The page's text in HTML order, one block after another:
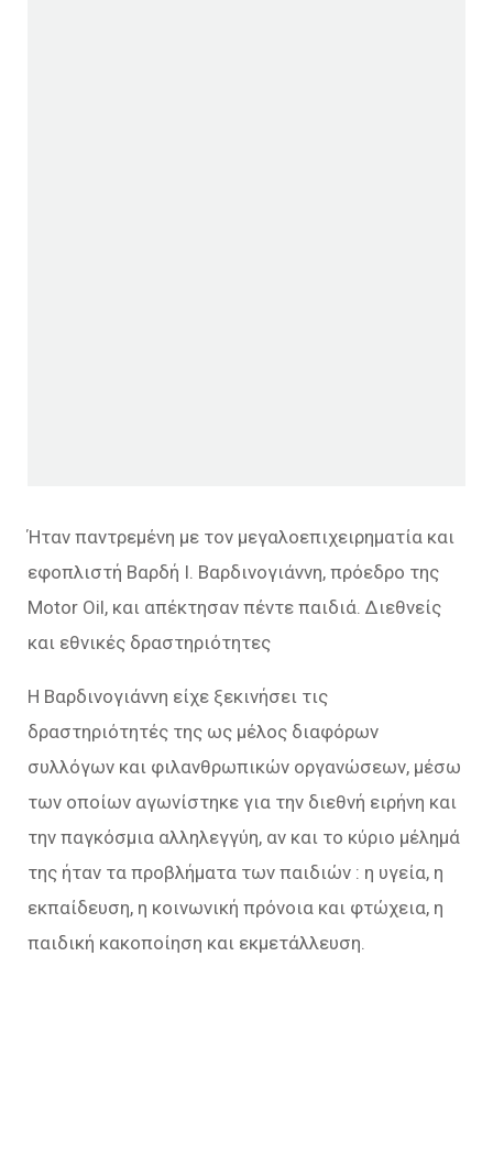
Ήταν παντρεμένη με τον μεγαλοεπιχειρηματία και
εφοπλιστή Βαρδή Ι. Βαρδινογιάννη, πρόεδρο της
Motor Oil, και απέκτησαν πέντε παιδιά. Διεθνείς
και εθνικές δραστηριότητες
Η Βαρδινογιάννη είχε ξεκινήσει τις
δραστηριότητές της ως μέλος διαφόρων
συλλόγων και φιλανθρωπικών οργανώσεων, μέσω
των οποίων αγωνίστηκε για την διεθνή ειρήνη και
την παγκόσμια αλληλεγγύη, αν και το κύριο μέλημά
της ήταν τα προβλήματα των παιδιών : η υγεία, η
εκπαίδευση, η κοινωνική πρόνοια και φτώχεια, η
παιδική κακοποίηση και εκμετάλλευση.